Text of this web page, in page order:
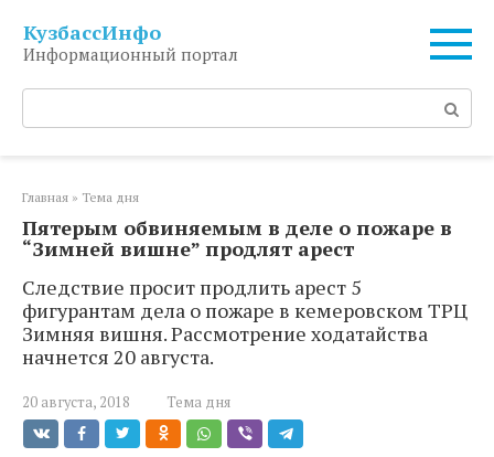
контенту
КузбассИнфо
Информационный портал
Поиск:
Главная » Тема дня
Пятерым обвиняемым в деле о пожаре в
“Зимней вишне” продлят арест
Следствие просит продлить арест 5
фигурантам дела о пожаре в кемеровском ТРЦ
Зимняя вишня. Рассмотрение ходатайства
начнется 20 августа.
20 августа, 2018 Тема дня